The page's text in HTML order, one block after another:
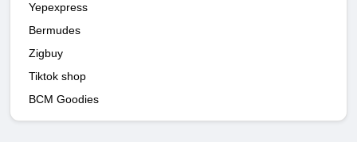
Yepexpress
Bermudes
Zigbuy
Tiktok shop
BCM Goodies